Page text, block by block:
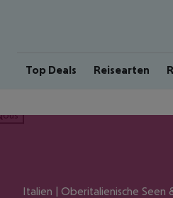
Top Deals Reisearten
Italien | Oberitalienische Seen